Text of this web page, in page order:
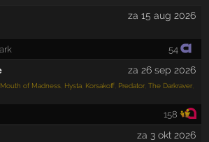
za 15 aug 2026
54
za 26 sep 2026
Mouth of Madness Hysta Korsakoff Predator ,The Darkraver
158
za 3 okt 2026